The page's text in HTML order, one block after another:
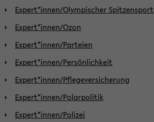
Expert*innen/Olympischer Spitzensport
Expert*innen/Ozon
Expert*innen/Parteien
Expert*innen/Persönlichkeit
Expert*innen/Pflegeversicherung
Expert*innen/Polarpolitik
Expert*innen/Polizei